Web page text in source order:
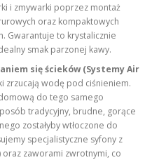
i zmywarki poprzez montaż
oraz kompaktowych
Gwarantuje to krystalicznie
smak parzonej kawy.
się ścieków (Systemy Air
zrzucają wodę pod ciśnieniem.
do tego samego
tradycyjny, brudne, gorące
zostałyby wtłoczone do
specjalistyczne syfony z
oraz zaworami zwrotnymi, co